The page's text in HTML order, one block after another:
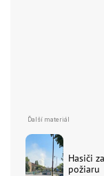
Hasiči
požiaru